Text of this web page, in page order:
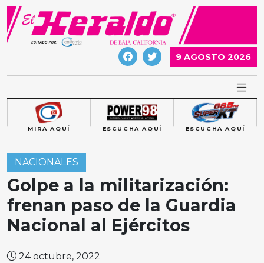
Skip
content
9 AGOSTO 2026
MIRA AQUÍ ESCUCHA AQUÍ ESCUCHA AQUÍ
NACIONALES
Golpe a la militarización:
frenan paso de la Guardia
Nacional al Ejércitos
24 octubre, 2022